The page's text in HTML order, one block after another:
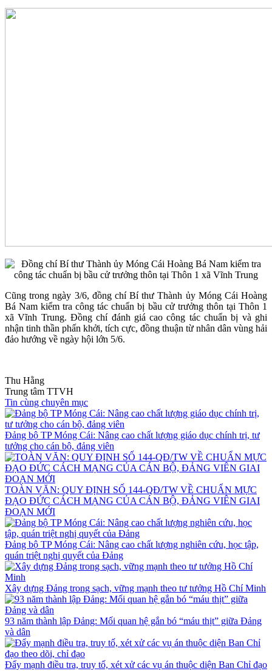
Cũng trong ngày 3/6, đồng chí Bí thư Thành ủy Móng Cái Hoàng
Bá Nam kiểm tra công tác chuẩn bị bầu cử trưởng thôn tại Thôn 1
xã Vĩnh Trung. Đồng chí đánh giá cao công tác chuẩn bị và ghi
nhận tinh thần phấn khởi, tích cực, đồng thuận từ nhân dân vùng hải
đảo hướng về ngày hội lớn 5/6.
Thu Hằng
Trung tâm TTVH
Tin cùng chuyên mục
Đảng bộ TP Móng Cái: Nâng cao chất lượng giáo dục chính trị, tư
tưởng cho cán bộ, đảng viên
TOÀN VĂN: QUY ĐỊNH SỐ 144-QĐ/TW VỀ CHUẨN MỰC
ĐẠO ĐỨC CÁCH MẠNG CỦA CÁN BỘ, ĐẢNG VIÊN GIAI
ĐOẠN MỚI
Đảng bộ TP Móng Cái: Nâng cao chất lượng nghiên cứu, học tập,
quán triệt nghị quyết của Đảng
Xây dựng Đảng trong sạch, vững mạnh theo tư tưởng Hồ Chí Minh
93 năm thành lập Đảng: Mối quan hệ gắn bó “máu thịt” giữa Đảng
và dân
Đẩy mạnh điều tra, truy tố, xét xử các vụ án thuộc diện Ban Chỉ đạo